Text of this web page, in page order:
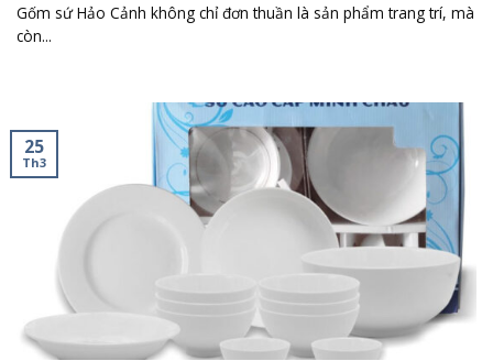
Gốm sứ Hảo Cảnh không chỉ đơn thuần là sản phẩm trang trí, mà
còn...
25
Th3